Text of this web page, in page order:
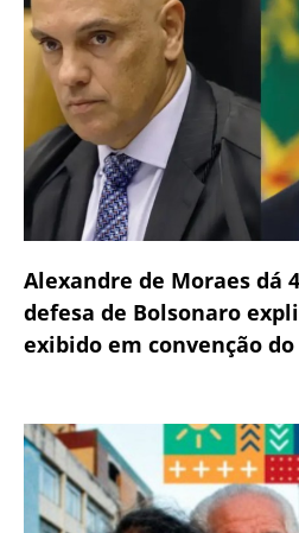
Alexandre de Moraes dá
defesa de Bolsonaro
exibido em convenção do